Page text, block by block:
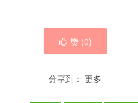
赞 (0)
分享到： 更多